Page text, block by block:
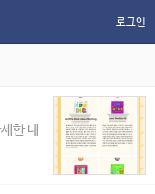
로그인
한 내